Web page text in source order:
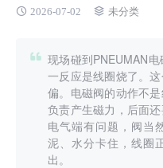
2026-07-02 未分类
现场碰到PNEUMAN
一反应是线圈烧了。
偏。电磁阀的动作不
负责产生磁力，后面
电气端有问题，阀当
泥、水分卡住，线圈
出。